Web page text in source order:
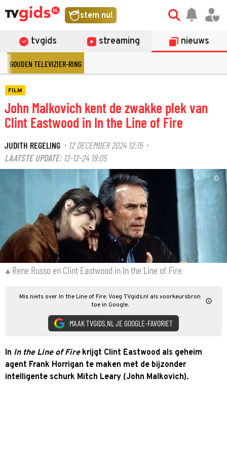
stem nu!
tvgids streaming nieuws
GOUDEN TELEVIZIER-RING
FILM
John Malkovich kent de zwakke plek van
Clint Eastwood in In the Line of Fire
JUDITH REGELING · 12 DECEMBER 2024 12:15·
LAATSTE UPDATE: 12-12-24 19:05
©
Rene Russo en Clint Eastwood in In the Line of Fire
Mis niets over In the Line of Fire. Voeg TVgids.nl als voorkeursbron
toe in Google.
MAAK TVGIDS.NL JE GOOGLE-FAVORIET
In In the Line of Fire krijgt Clint Eastwood als geheim
agent Frank Horrigan te maken met de bijzonder
intelligente schurk Mitch Leary (John Malkovich).